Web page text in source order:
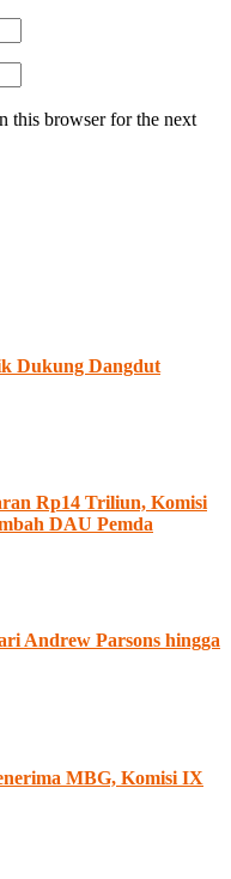
this browser for the next
Dukung Dangdut
Rp14 Triliun, Komisi
DAU Pemda
Andrew Parsons hingga
MBG, Komisi IX